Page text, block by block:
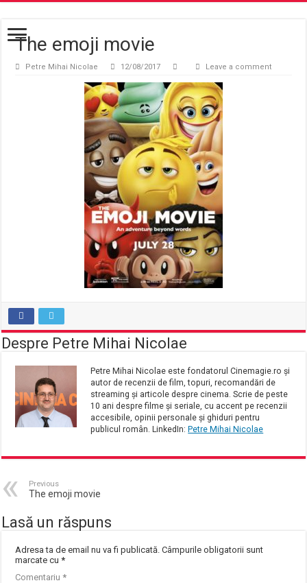
The emoji movie
Petre Mihai Nicolae 12/08/2017 Leave a comment
Despre Petre Mihai Nicolae
Petre Mihai Nicolae este fondatorul Cinemagie.ro și
autor de recenzii de film, topuri, recomandări de
streaming și articole despre cinema. Scrie de peste
10 ani despre filme și seriale, cu accent pe recenzii
accesibile, opinii personale și ghiduri pentru
publicul român. LinkedIn: Petre Mihai Nicolae
Previous
The emoji movie
Lasă un răspuns
Adresa ta de email nu va fi publicată. Câmpurile obligatorii sunt
marcate cu*
Comentariu*